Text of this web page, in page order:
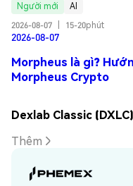
Người mới
AI
2026-08-07
15-20phút
2026-08-07
Morpheus là gì?
Morpheus Crypto
Dexlab Classic
Thêm